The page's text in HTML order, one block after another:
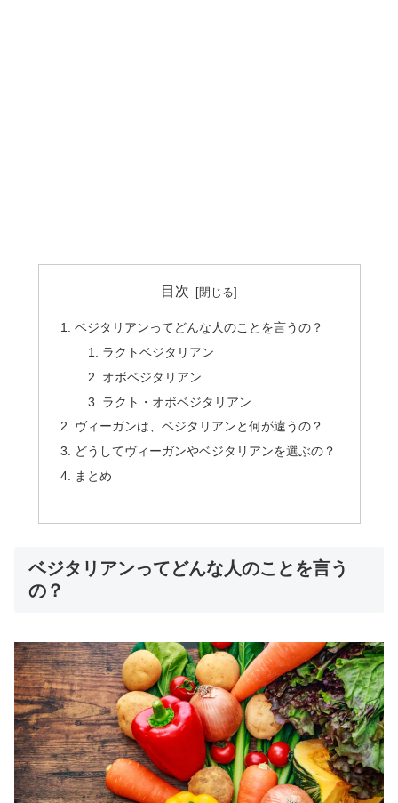
目次
ベジタリアンってどんな人のことを言うの？
ラクトベジタリアン
オボベジタリアン
ラクト・オボベジタリアン
ヴィーガンは、ベジタリアンと何が違うの？
どうしてヴィーガンやベジタリアンを選ぶの？
まとめ
ベジタリアンってどんな人のことを言う
の？